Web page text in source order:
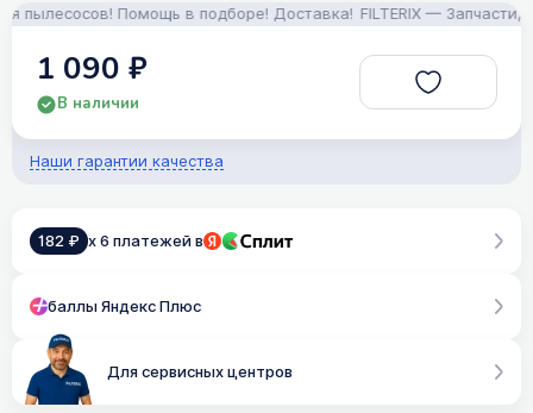
Помощь в подборе! Доставка! FILTERIX — Запчасти,
1 090 ₽
В наличии
Наши гарантии качества
182 ₽ x 6 платежей в
баллы Яндекс Плюс
Для сервисных центров